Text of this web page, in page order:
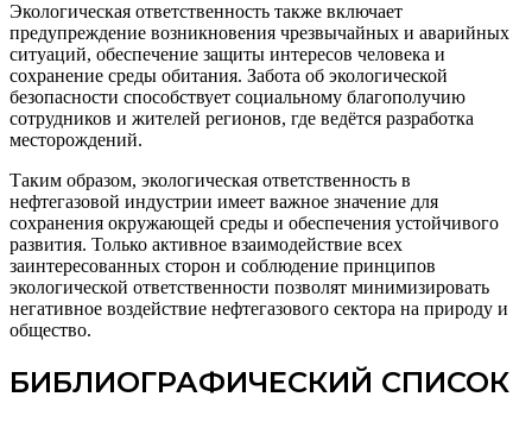
Экологическая ответственность также включает
предупреждение возникновения чрезвычайных и аварийных
ситуаций, обеспечение защиты интересов человека и
сохранение среды обитания. Забота об экологической
безопасности способствует социальному благополучию
сотрудников и жителей регионов, где ведётся разработка
месторождений.
Таким образом, экологическая ответственность в
нефтегазовой индустрии имеет важное значение для
сохранения окружающей среды и обеспечения устойчивого
развития. Только активное взаимодействие всех
заинтересованных сторон и соблюдение принципов
экологической ответственности позволят минимизировать
негативное воздействие нефтегазового сектора на природу и
общество.
БИБЛИОГРАФИЧЕСКИЙ СПИСОК